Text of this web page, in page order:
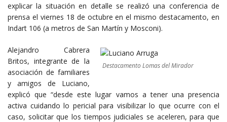
explicar la situación en detalle se realizó una conferencia de
prensa el viernes 18 de octubre en el mismo destacamento, en
Indart 106 (a metros de San Martín y Mosconi).
Destacamento Lomas del Mirador
Alejandro Cabrera
Britos, integrante de la
asociación de familiares
y amigos de Luciano,
explicó que “desde este lugar vamos a tener una presencia
activa cuidando lo pericial para visibilizar lo que ocurre con el
caso, solicitar que los tiempos judiciales se aceleren, para que